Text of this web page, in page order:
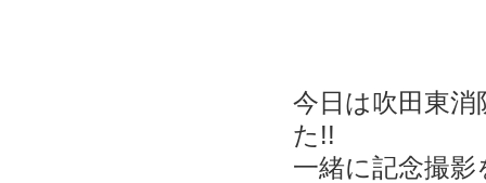
今日は吹田東
た!!
一緒に記念撮